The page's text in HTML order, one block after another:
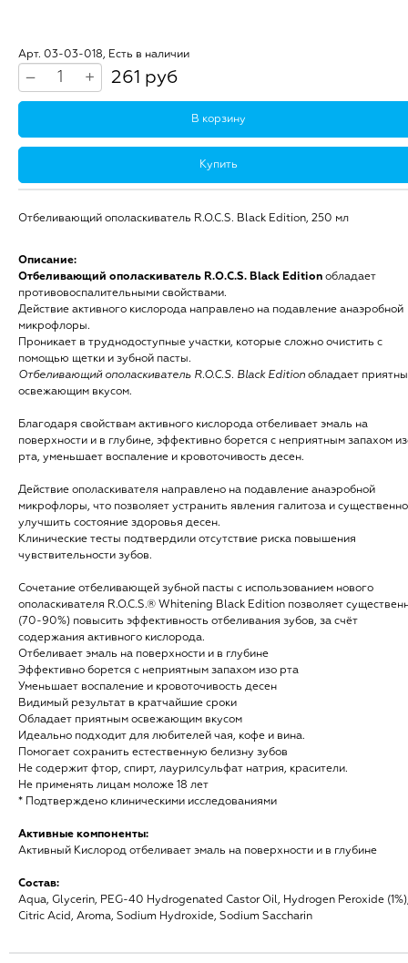
Арт. 03-03-018, Есть в наличии
– + 261 руб
В корзину
Купить
Отбеливающий ополаскиватель R.O.C.S. Black Edition, 250 мл
Описание:
Отбеливающий ополаскиватель R.O.C.S. Black Edition обладает
противовоспалительными свойствами.
Действие активного кислорода направлено на подавление анаэробной
микрофлоры.
Проникает в труднодоступные участки, которые сложно очистить с
помощью щетки и зубной пасты.
Отбеливающий ополаскиватель R.O.C.S. Black Edition обладает
освежающим вкусом.
Благодаря свойствам активного кислорода отбеливает эмаль на
поверхности и в глубине, эффективно борется с неприятным запахом
рта, уменьшает воспаление и кровоточивость десен.
Действие ополаскивателя направлено на подавление анаэробной
микрофлоры, что позволяет устранить явления галитоза и существенно
улучшить состояние здоровья десен.
Клинические тесты подтвердили отсутствие риска повышения
чувствительности зубов.
Сочетание отбеливающей зубной пасты с использованием нового
ополаскивателя R.O.C.S.® Whitening Black Edition позволяет
(70-90%) повысить эффективность отбеливания зубов, за счёт
содержания активного кислорода.
Отбеливает эмаль на поверхности и в глубине
Эффективно борется с неприятным запахом изо рта
Уменьшает воспаление и кровоточивость десен
Видимый результат в кратчайшие сроки
Обладает приятным освежающим вкусом
Идеально подходит для любителей чая, кофе и вина.
Помогает сохранить естественную белизну зубов
Не содержит фтор, спирт, лаурилсульфат натрия, красители.
Не применять лицам моложе 18 лет
* Подтверждено клиническими исследованиями
Активные компоненты:
Активный Кислород отбеливает эмаль на поверхности и в глубине
Состав:
Aqua, Glycerin, PEG-40 Hydrogenated Castor Oil, Hydrogen Peroxide
Citric Acid, Aroma, Sodium Hydroxide, Sodium Saccharin